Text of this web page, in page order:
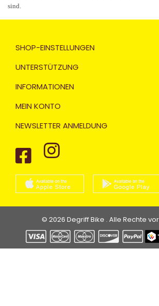
sind.
SHOP-EINSTELLUNGEN
UNTERSTÜTZUNG
INFORMATIONEN
MEIN KONTO
NEWSLETTER ANMELDUNG
© 2026 Degriff Bike . Alle Rechte